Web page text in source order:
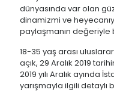
dünyasında var olan
dinamizmi ve
paylaşmanın
18-35 yaş arası
açık, 29 Aralık 2019
2019 yılı Aralık ayında
yarışmayla ilgili detaylı